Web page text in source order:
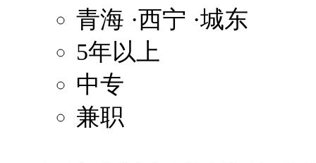
青海 ·西宁 ·城东
5年以上
中专
兼职